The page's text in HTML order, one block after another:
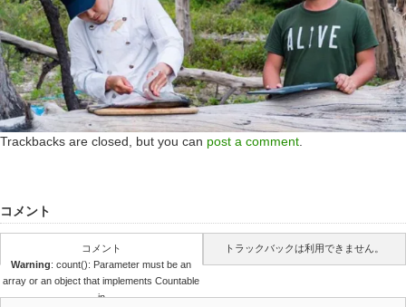
Trackbacks are closed, but you can post a comment
コメント
コメント
Warning: count(): Parameter must be an
array or an object that implements Countable
in
トラックバックは利用できません。